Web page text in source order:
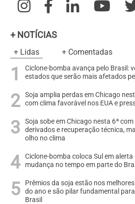
+ NOTÍCIAS
+ Lidas + Comentadas
Ciclone-bomba avança pelo Brasil:
estados que serão mais afetados
Soja amplia perdas em Chicago
com clima favorável nos EUA e
Soja sobe em Chicago nesta 6ª
derivados e recuperação técnica,
olho no clima
Ciclone-bomba coloca Sul em alerta
mudança no tempo em parte do
Prêmios da soja estão nos
do ano e são pilar fundamental
Brasil